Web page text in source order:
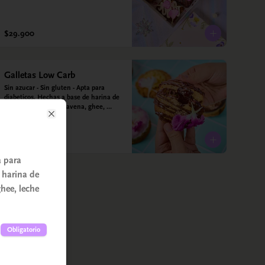
$29.900
Galletas Low Carb
Sin azucar - Sin gluten - Apta para
diabeticos. Hechas a base de harina de
almendra, harina de avena, ghee,
leche de almendras y estevia
para
harina de
leche
Obligatorio